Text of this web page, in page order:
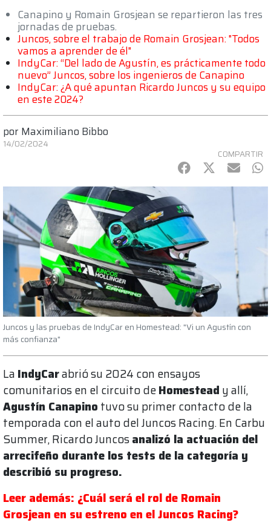
Canapino y Romain Grosjean se repartieron las tres
jornadas de pruebas.
Juncos, sobre el trabajo de Romain Grosjean: "Todos
vamos a aprender de él"
IndyCar: “Del lado de Agustín, es prácticamente todo
nuevo” Juncos, sobre los ingenieros de Canapino
IndyCar: ¿A qué apuntan Ricardo Juncos y su equipo
en este 2024?
por Maximiliano Bibbo
14/02/2024
COMPARTIR
Facebook
Twitter
mail
Juncos y las pruebas de IndyCar en Homestead: "Vi un Agustín con
más confianza"
La IndyCarabrió su 2024 con ensayos
comunitarios en el circuito deHomestead y allí,
Agustín Canapino tuvo su primer contacto de la
temporada con el auto del Juncos Racing. En Carbu
Summer, Ricardo Juncosanalizó la actuación del
arrecifeño durante los tests de la categoría y
describió su progreso.
Leer además: ¿Cuál será el rol de Romain
Grosjean en su estreno en el Juncos Racing?